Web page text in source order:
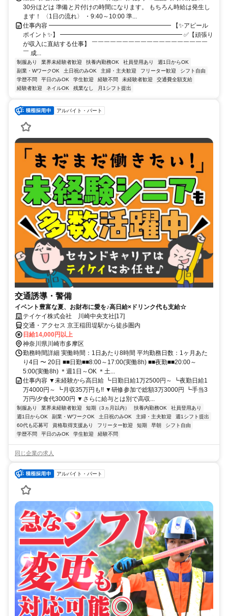
30分ほどは 準備と片付けの時間になります。 もちろん時給は発生し
ます！ 〈1日の流れ〉 ・9:40～10:00 準...
仕事内容 ━━━━━━━━━━━━━━━━━━━━ 【✨アピール
ポイント✨】 ━━━━━━━━━━━━━━━━━━━━ ✅【頑張り
が収入に直結する仕事】 ￣￣￣￣￣￣￣￣￣￣￣￣￣￣￣￣￣￣￣
￣ 成...
制服あり 業界未経験者歓迎 扶養内勤務OK 社員登用あり
週1日からOK
副業・WワークOK
土日祝のみOK 主婦・主夫歓迎 フリーター歓迎
シフト自由
学歴不問
平日のみOK 学生歓迎 経験不問 未経験者歓迎
交通費全額支給
経験者歓迎
ネイルOK 残業なし 月1シフト提出
アルバイト・パート
交通誘導・警備
イベント豊富な夏、お財布に愛を♪高日給×ドリンク代も支給☆
テイケイ株式会社 川崎中央支社[17]
交通・アクセス 京王稲田堤駅から徒歩圏内
日給14,000円以上
神奈川県川崎市多摩区
勤務時間詳細 実働時間：1日あたり8時間 平均勤務日数：1ヶ月あた
り4日 〜 20日 ■■日勤■■8:00～17:00(実働8h) ■■夜勤■■20:00～
5:00(実働8h) ＊週1日～OK ＊土...
仕事内容 ▼未経験から高日給 ┗日勤日給1万2500円～ ┗夜勤日給1
万4000円～ ┗月収35万円も!! ▼研修参加で総額3万3000円 ┗手当3
万円/夕食代3000円 ▼さらに給与とは別で高収...
制服あり 業界未経験者歓迎 短期（3ヵ月以内） 扶養内勤務OK
社員登用あり
週1日からOK
副業・WワークOK 土日祝のみOK 主婦・主夫歓迎
週1シフト提出
60代も応募可
資格取得支援あり フリーター歓迎 短期 早朝
シフト自由
学歴不問
平日のみOK 学生歓迎 経験不問
同じ企業の求人
アルバイト・パート